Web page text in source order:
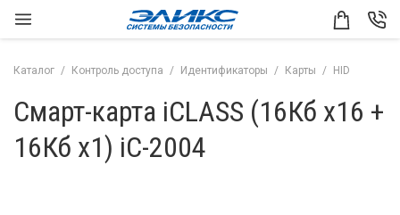
Каталог Контроль доступа Идентификаторы Карты HID
Смарт-карта iCLASS (16Кб x16 +
16Кб x1) iC-2004